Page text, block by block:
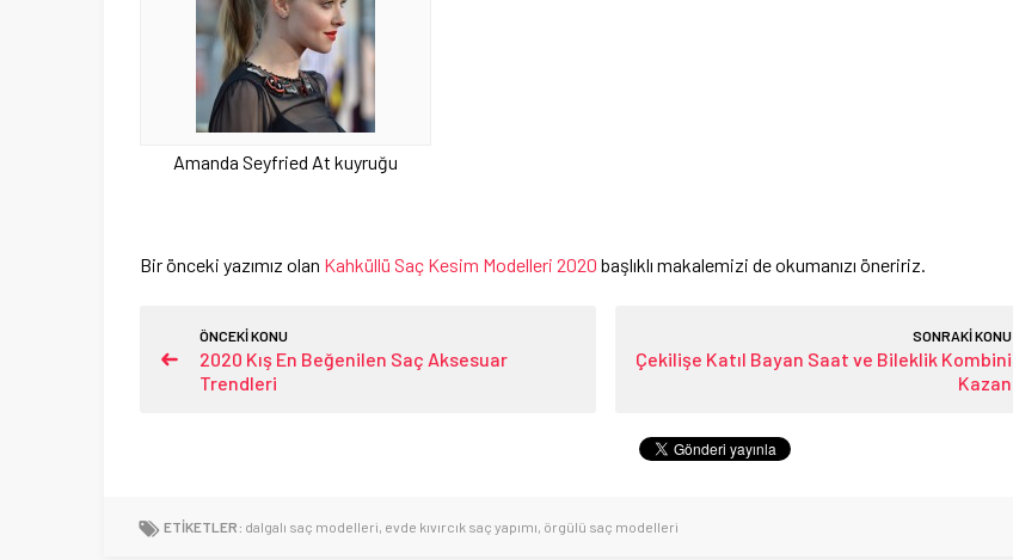
Amanda Seyfried At kuyruğu
Bir önceki yazımız olan Kahküllü Saç Kesim Modelleri 2020 başlıklı makalemizi de okumanızı öneririz.
ÖNCEKİ KONU
2020 Kış En Beğenilen Saç Aksesuar
Trendleri
SONRAKİ KONU
Çekilişe Katıl Bayan Saat ve Bileklik Kombini
Kazan
ETİKETLER: dalgalı saç modelleri, evde kıvırcık saç yapımı, örgülü saç modelleri